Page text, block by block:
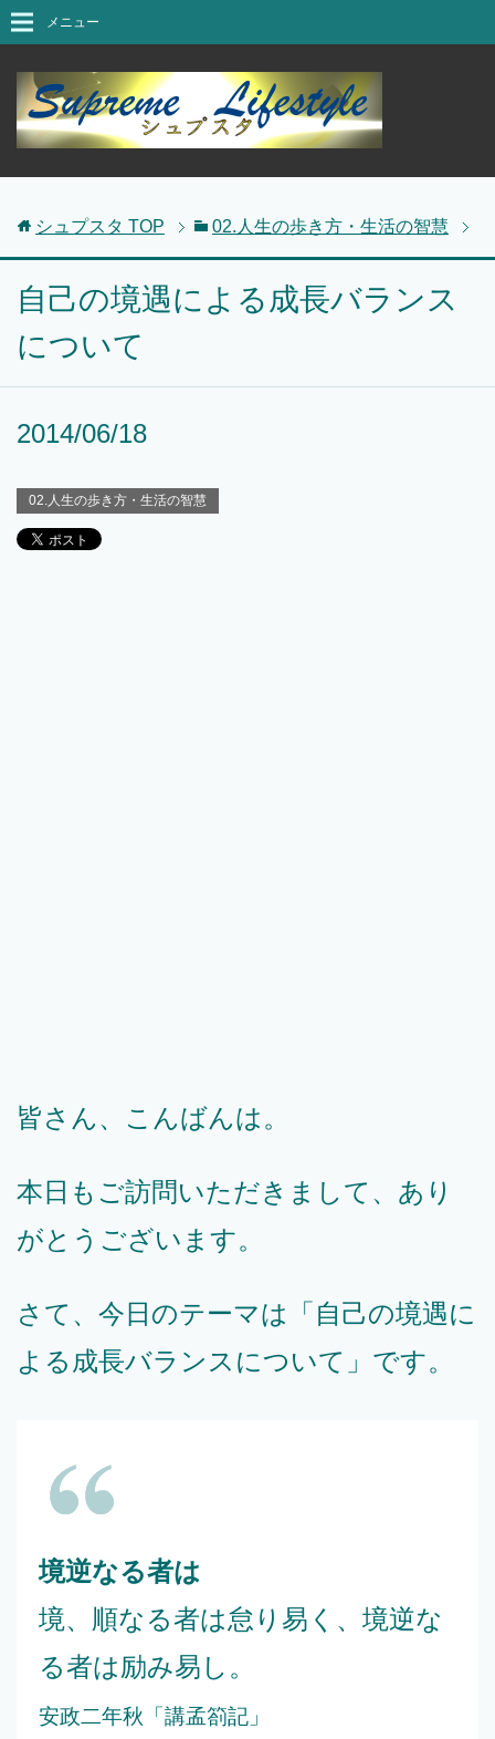
メニュー
シュプスタ TOP 02.人生の歩き方・生活の智慧
自己の境遇による成長バランス
について
2014/06/18
02.人生の歩き方・生活の智慧
皆さん、こんばんは。
本日もご訪問いただきまして、あり
がとうございます。
さて、今日のテーマは「自己の境遇に
よる成長バランスについて」です。
境逆なる者は
境、順なる者は怠り易く、境逆な
る者は励み易し。
安政二年秋「講孟箚記」